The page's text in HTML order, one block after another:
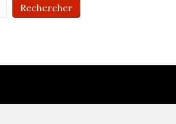
Rechercher